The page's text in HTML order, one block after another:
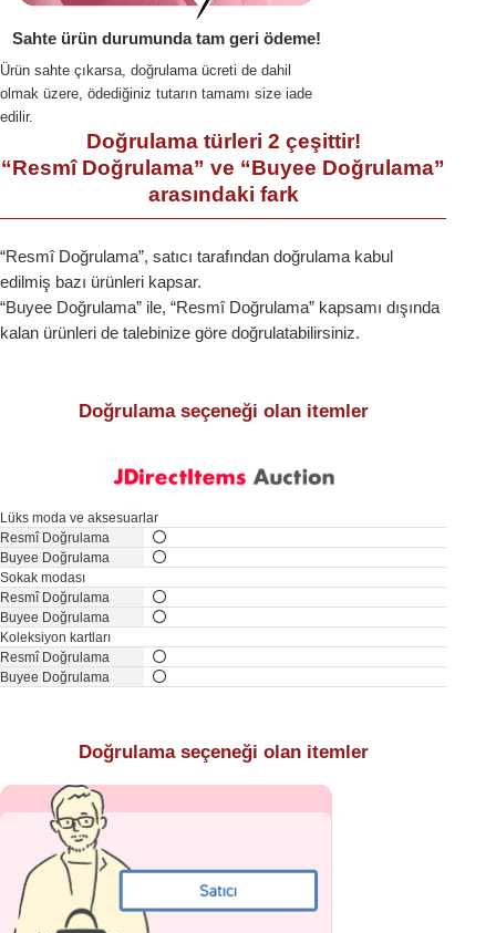
Sahte ürün durumunda tam geri ödeme!
Ürün sahte çıkarsa, doğrulama ücreti de dahil
olmak üzere, ödediğiniz tutarın tamamı size iade
edilir.
Doğrulama türleri 2 çeşittir!
“Resmî Doğrulama” ve “Buyee Doğrulama”
arasındaki fark
“Resmî Doğrulama”, satıcı tarafından doğrulama kabul
edilmiş bazı ürünleri kapsar.
“Buyee Doğrulama” ile, “Resmî Doğrulama” kapsamı dışında
kalan ürünleri de talebinize göre doğrulatabilirsiniz.
Doğrulama seçeneği olan itemler
Lüks moda ve aksesuarlar
Sokak modası
Koleksiyon kartları
Doğrulama seçeneği olan itemler